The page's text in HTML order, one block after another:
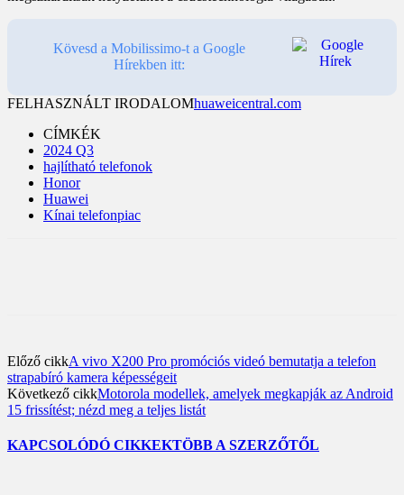
Kövesd a Mobilissimo-t a Google
Hírekben itt:
FELHASZNÁLT IRODALOMhuaweicentral.com
CÍMKÉK
2024 Q3
hajlítható telefonok
Honor
Huawei
Kínai telefonpiac
Előző cikkA vivo X200 Pro promóciós videó bemutatja a telefon
strapabíró kamera képességeit
Következő cikkMotorola modellek, amelyek megkapják az Android
15 frissítést; nézd meg a teljes listát
KAPCSOLÓDÓ CIKKEKTÖBB A SZERZŐTŐL